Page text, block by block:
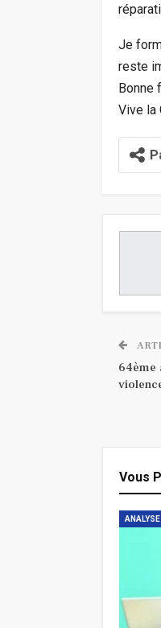
Je
reste
Bonne
Vive la
64ème
Vous